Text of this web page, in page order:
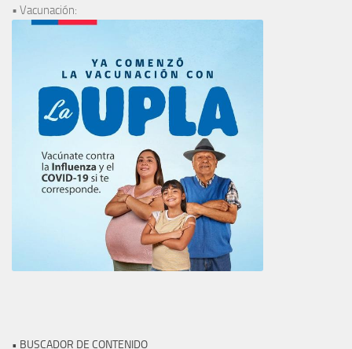
• Vacunación:
• BUSCADOR DE CONTENIDO